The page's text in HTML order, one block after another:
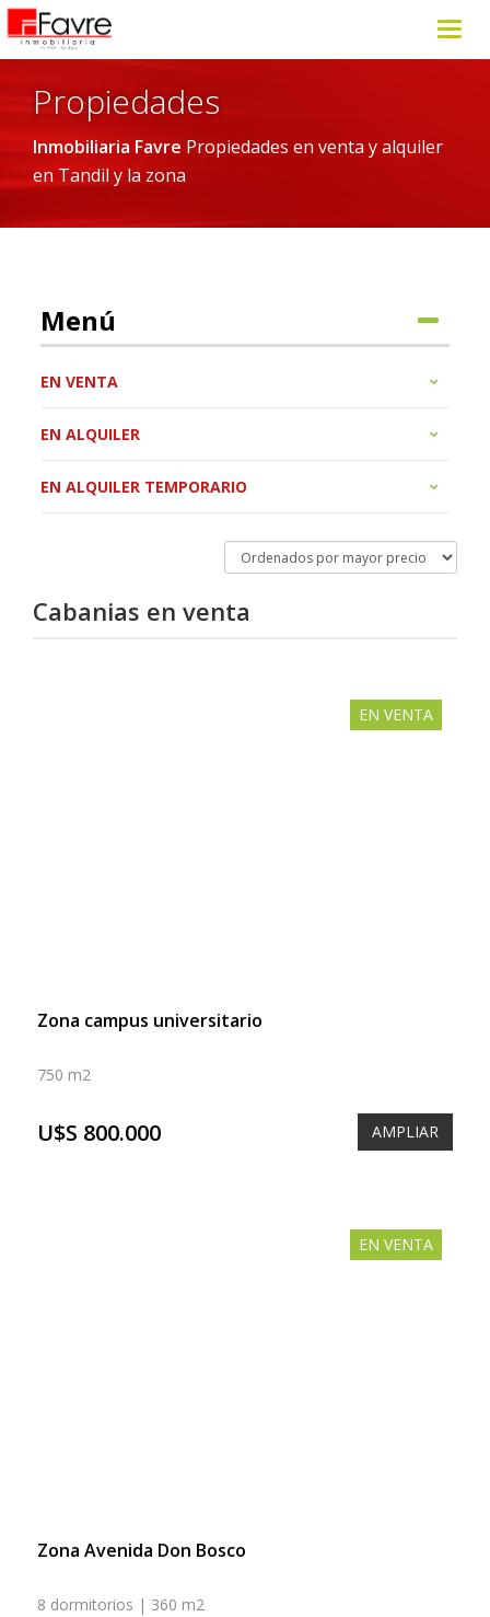
Propiedades
Inmobiliaria Favre Propiedades en venta y alquiler
en Tandil y la zona
Menú
EN VENTA
EN ALQUILER
EN ALQUILER TEMPORARIO
Cabanias en venta
EN VENTA
Zona campus universitario
750 m2
U$S 800.000 AMPLIAR
EN VENTA
Zona Avenida Don Bosco
8 dormitorios | 360 m2